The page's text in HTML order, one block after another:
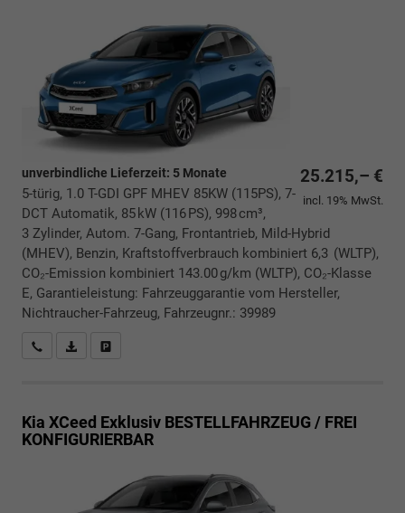
25.215,– €
incl. 19% MwSt.
unverbindliche Lieferzeit: 5 Monate
5-türig, 1.0 T-GDI GPF MHEV 85KW (115PS), 7-
DCT Automatik, 85 kW (116 PS), 998 cm³,
3 Zylinder, Autom. 7-Gang, Frontantrieb, Mild-Hybrid
(MHEV), Benzin, Kraftstoffverbrauch kombiniert 6,3 (WLTP),
CO₂-Emission kombiniert 143.00 g/km (WLTP), CO₂-Klasse
E, Garantieleistung: Fahrzeuggarantie vom Hersteller,
Nichtraucher-Fahrzeug, Fahrzeugnr.: 39989
Rückrufbitte absenden
PDF-Datei, Fahrzeugexposé drucken
Kia XCeed Exklusiv BESTELLFAHRZEUG / FREI
KONFIGURIERBAR